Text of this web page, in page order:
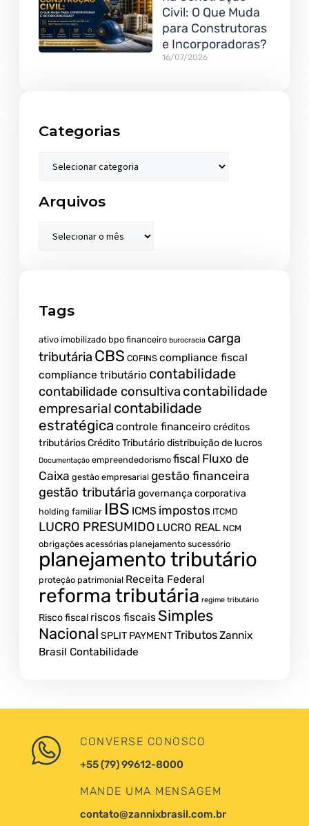
Civil: O Que Muda
para Construtoras
e Incorporadoras?
16/07/2026
Categorias
Arquivos
Tags
ativo imobilizado bpo financeiro burocracia carga
tributária CBS COFINS compliance fiscal
compliance tributário contabilidade
contabilidade consultiva contabilidade
empresarial contabilidade
estratégica controle financeiro créditos
tributáriosCrédito Tributáriodistribuição de lucros
Documentação empreendedorismo fiscal Fluxo de
Caixa gestão empresarial gestão financeira
gestão tributária governança corporativa
holding familiar IBS ICMS impostos ITCMD
LUCRO PRESUMIDO LUCRO REAL NCM
obrigações acessórias planejamento sucessório
planejamento tributário
proteção patrimonial Receita Federal
reforma tributária regime tributário
Risco fiscal riscos fiscais Simples
Nacional SPLIT PAYMENTTributosZannix
Brasil Contabilidade
CONVERSE CONOSCO
+55 (79) 99612-8000
MANDE UMA MENSAGEM
contato@zannixbrasil.com.br